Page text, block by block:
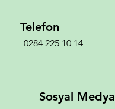
Telefon
0284 225 10 14
Sosyal Medya